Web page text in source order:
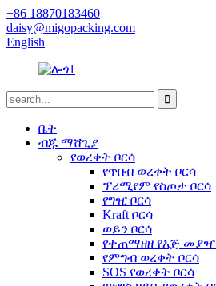
+86 18870183460
daisy@migopacking.com
English
ቤት
ብጁ ማሸጊያ
የወረቀት ቦርሳ
የጥበብ ወረቀት ቦርሳ
ፕሪሚየም የስጦታ ቦርሳ
የግዢ ቦርሳ
Kraft ቦርሳ
ወይን ቦርሳ
የተጠማዘዘ የእጅ
የምግብ ወረቀት ቦርሳ
SOS የወረቀት ቦርሳ